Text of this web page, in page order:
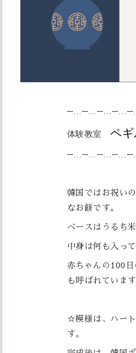
体験教室 ペギ
韓国ではお祝い
なお餅です。
ベースはうるち米
中身は何も入っ
赤ちゃんの100
も呼ばれています
☆模様は、ハー
す。